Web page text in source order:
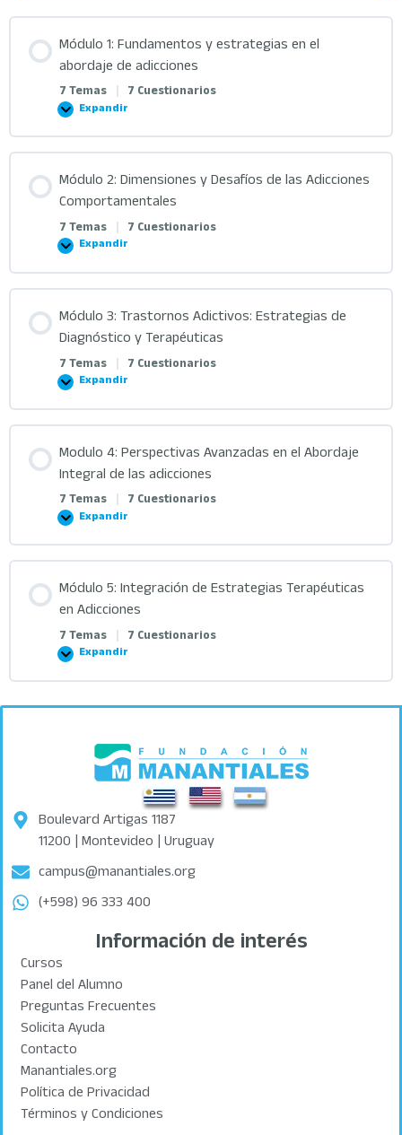
Módulo 1: Fundamentos y estrategias en el
abordaje de adicciones
7 Temas | 7 Cuestionarios
Expandir
Módulo 2: Dimensiones y Desafíos de las Adicciones
Comportamentales
7 Temas 7 Cuestionarios
Expandir
Módulo 3: Trastornos Adictivos: Estrategias de
Diagnóstico y Terapéuticas
7 Temas 7 Cuestionarios
Expandir
Modulo 4: Perspectivas Avanzadas en el Abordaje
Integral de las adicciones
7 Temas | 7 Cuestionarios
Expandir
Módulo 5: Integración de Estrategias Terapéuticas
en Adicciones
7 Temas 7 Cuestionarios
Expandir
Boulevard Artigas 1187
11200 | Montevideo | Uruguay
campus@manantiales.org
(+598) 96 333 400
Información de interés
Cursos
Panel del Alumno
Preguntas Frecuentes
Solicita Ayuda
Contacto
Manantiales.org
Política de Privacidad
Términos y Condiciones